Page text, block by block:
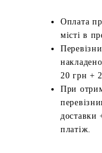
Оплата
місті в
20 грн +
При
доставки
платіж.